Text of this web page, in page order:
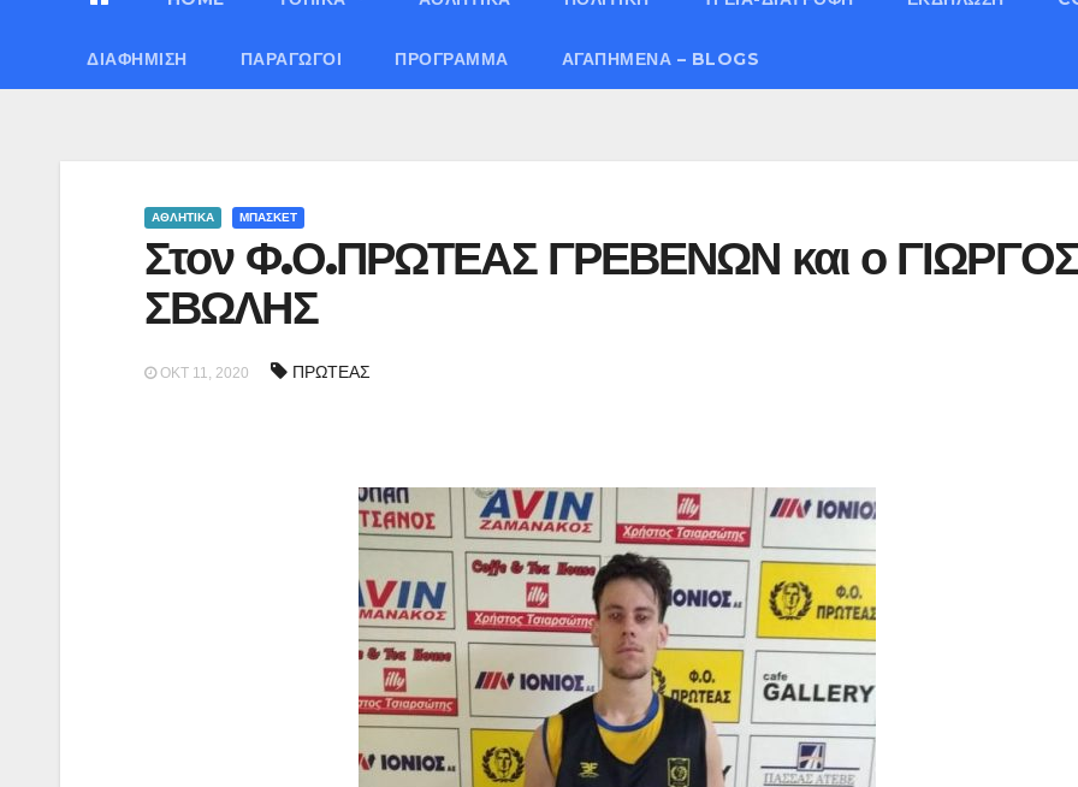
ΔΙΑΦΉΜΙΣΗ ΠΑΡΑΓΩΓΟΊ ΠΡΌΓΡΑΜΜΑ ΑΓΑΠΗΜΈΝΑ – BLOGS
ΑΘΛΗΤΙΚΑ ΜΠΑΣΚΕΤ
Στον Φ.Ο.ΠΡΩΤΕΑΣ ΓΡΕΒΕΝΩΝ και ο ΓΙΩΡΓΟΣ
ΣΒΩΛΗΣ
ΟΚΤ 11, 2020 ΠΡΩΤΕΑΣ